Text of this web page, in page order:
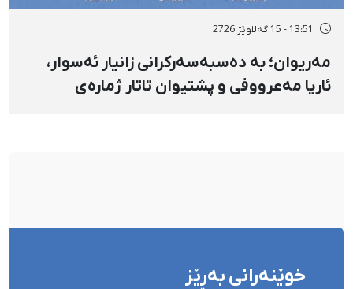
13:51 - 15 گەلاوێژ 2726
مەریوان؛ بە دەسبەسەرکرانی زانیار ئەسوار،
ئاریا مەعرووفی و پشتیوان تاتار ژمارەی
خوێنەرانی بەڕێز